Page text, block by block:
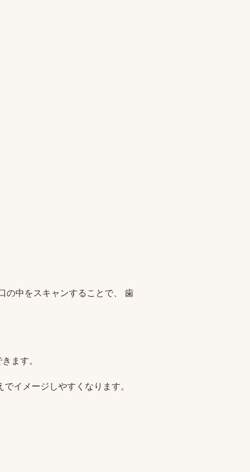
の中をスキャンすることで、 歯
ます。
イメージしやすくなります。